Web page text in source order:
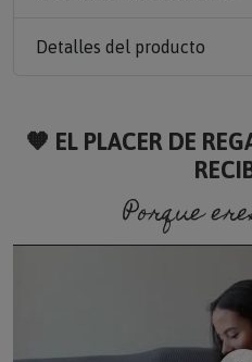
Detalles del producto
🧡 EL PLACER DE
Porque eres